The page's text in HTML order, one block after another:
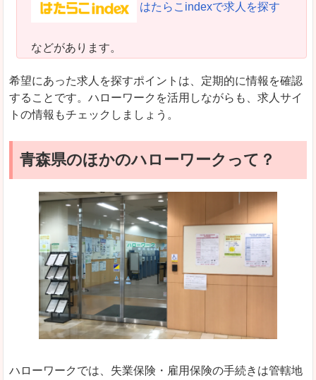
はたらこindexで求人を探す
などがあります。
希望にあった求人を探すポイントは、定期的に情報を確認
することです。ハローワークを活用しながらも、求人サイ
トの情報もチェックしましょう。
青森県のほかのハローワークって？
ハローワークでは、失業保険・雇用保険の手続きは管轄地